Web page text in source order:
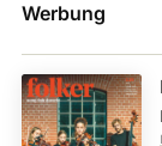
Werbung